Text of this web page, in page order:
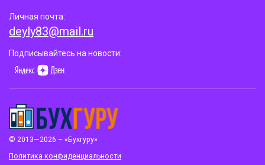
© 2013—2026 – «Бухгуру»
Политика конфиденциальности
Личная почта:
deyly83@mail.ru
Подписывайтесь на новости: